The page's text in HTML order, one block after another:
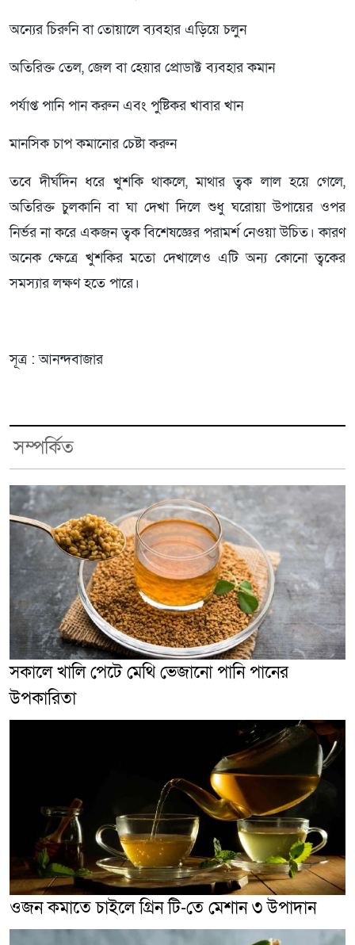
অন্যের চিরুনি বা তোয়ালে ব্যবহার এড়িয়ে চলুন
অতিরিক্ত তেল, জেল বা হেয়ার প্রোডাক্ট ব্যবহার কমান
পর্যাপ্ত পানি পান করুন এবং পুষ্টিকর খাবার খান
মানসিক চাপ কমানোর চেষ্টা করুন
তবে দীর্ঘদিন ধরে খুশকি থাকলে, মাথার ত্বক লাল হয়ে গেলে,
অতিরিক্ত চুলকানি বা ঘা দেখা দিলে শুধু ঘরোয়া উপায়ের ওপর
নির্ভর না করে একজন ত্বক বিশেষজ্ঞের পরামর্শ নেওয়া উচিত। কারণ
অনেক ক্ষেত্রে খুশকির মতো দেখালেও এটি অন্য কোনো ত্বকের
সমস্যার লক্ষণ হতে পারে।
সূত্র : আনন্দবাজার
সম্পর্কিত
সকালে খালি পেটে মেথি ভেজানো পানি পানের
উপকারিতা
ওজন কমাতে চাইলে গ্রিন টি-তে মেশান ৩ উপাদান